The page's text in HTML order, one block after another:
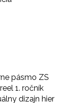
pásmo ZS
1. ročník
dizajn hier